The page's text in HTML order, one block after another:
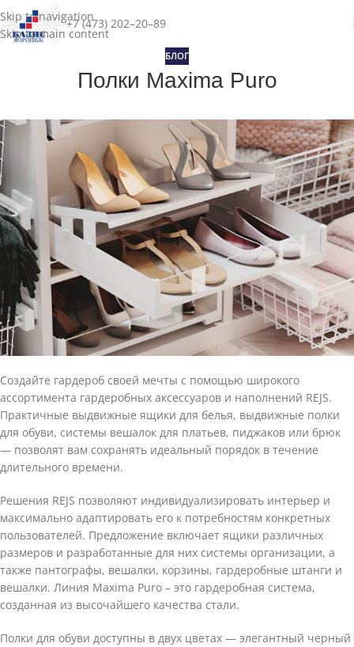
Skip to navigation
Skip to main content
+7 (473) 202–20–89
БЛОГ
Полки Maxima Puro
Создайте гардероб своей мечты с помощью широкого
ассортимента гардеробных аксессуаров и наполнений REJS.
Практичные выдвижные ящики для белья, выдвижные полки
для обуви, системы вешалок для платьев, пиджаков или брюк
— позволят вам сохранять идеальный порядок в течение
длительного времени.
Решения REJS позволяют индивидуализировать интерьер и
максимально адаптировать его к потребностям конкретных
пользователей. Предложение включает ящики различных
размеров и разработанные для них системы организации, а
также пантографы, вешалки, корзины, гардеробные штанги и
вешалки. Линия Maxima Puro – это гардеробная система,
созданная из высочайшего качества стали.
Полки для обуви доступны в двух цветах — элегантный черный